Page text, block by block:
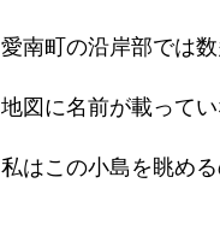
愛南町の沿岸部では
地図に名前が載って
私はこの小島を眺める